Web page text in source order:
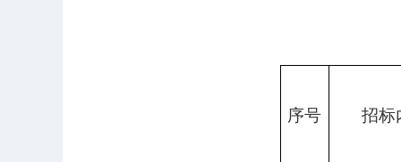
序号 招标